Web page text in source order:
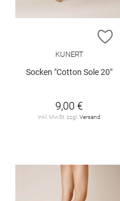
KUNERT
Socken "Cotton Sole 20"
9,00 €
inkl. MwSt. zzgl.Versand